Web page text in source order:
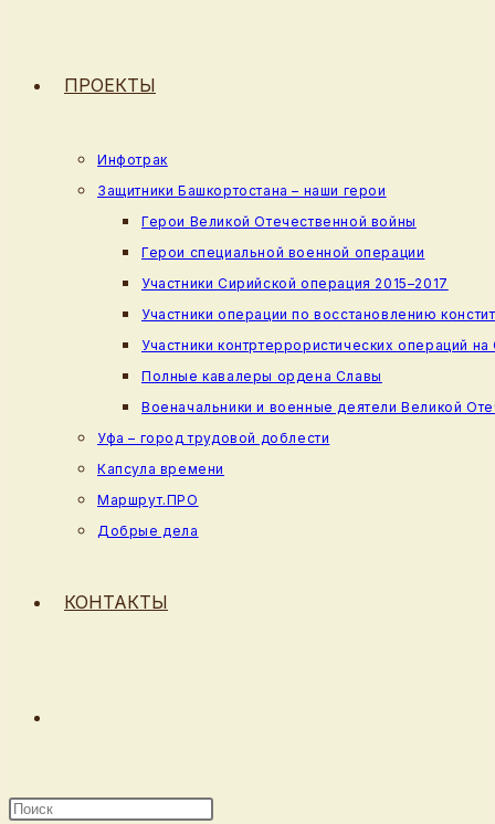
ПРОЕКТЫ
Инфотрак
Защитники Башкортостана – наши герои
Герои Великой Отечественной войны
Герои специальной военной операции
Участники Сирийской операция 2015–2017
Участники операции по восстановлению
Участники контртеррористических операций
Полные кавалеры ордена Славы
Военачальники и военные деятели Великой
Уфа – город трудовой доблести
Капсула времени
Маршрут.ПРО
Добрые дела
КОНТАКТЫ